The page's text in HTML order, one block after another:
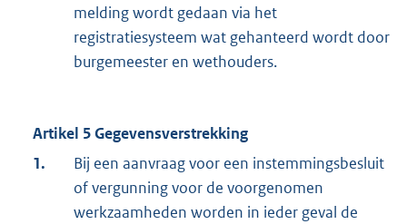
melding wordt gedaan via het
registratiesysteem wat gehanteerd wordt door
burgemeester en wethouders.
Artikel 5 Gegevensverstrekking
1.
Bij een aanvraag voor een instemmingsbesluit
of vergunning voor de voorgenomen
werkzaamheden worden in ieder geval de